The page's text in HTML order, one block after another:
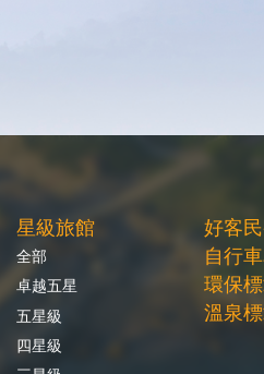
星級旅館
全部
卓越五星
五星級
四星級
好客
自行
環保
溫泉